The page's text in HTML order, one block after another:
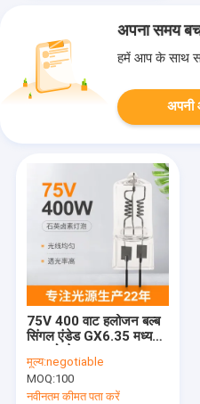
अपना समय
हमें आप के साथ
अपनी
75V 400 वाट हलोजन बल्ब
सिंगल एंडेड GX6.35 मध्यम
मूल्य:negotiable
MOQ:100
नवीनतम कीमत पता करें